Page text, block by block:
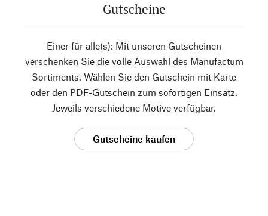
Gutscheine
Einer für alle(s): Mit unseren Gutscheinen
verschenken Sie die volle Auswahl des Manufactum
Sortiments. Wählen Sie den Gutschein mit Karte
oder den PDF-Gutschein zum sofortigen Einsatz.
Jeweils verschiedene Motive verfügbar.
Gutscheine kaufen